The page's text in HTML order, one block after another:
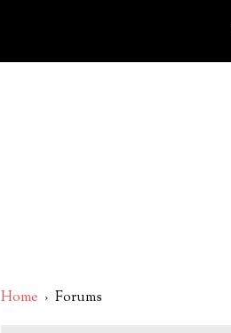
Home › Forums